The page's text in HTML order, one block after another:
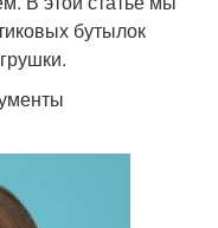
бутылок